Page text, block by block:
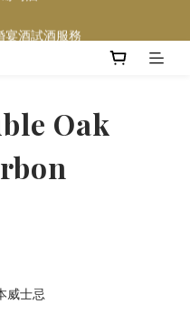
(不限支數) 皆可享免費送貨
Oak
威士忌